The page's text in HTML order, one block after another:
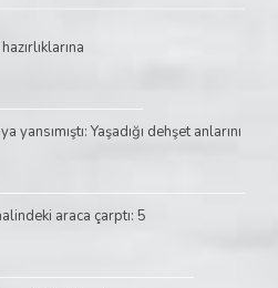
yansımıştı: Yaşadığı dehşet anlarını
araca çarptı: 5